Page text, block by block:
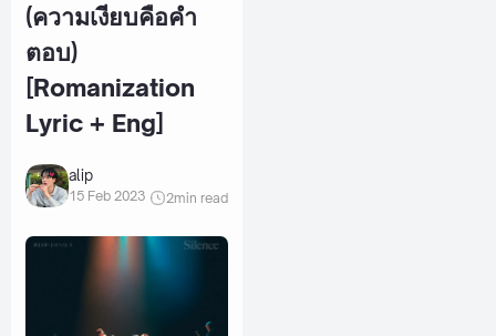
(ความเงียบคือคำ
ตอบ)
[Romanization
Lyric + Eng]
alip
15 Feb 2023 2min read